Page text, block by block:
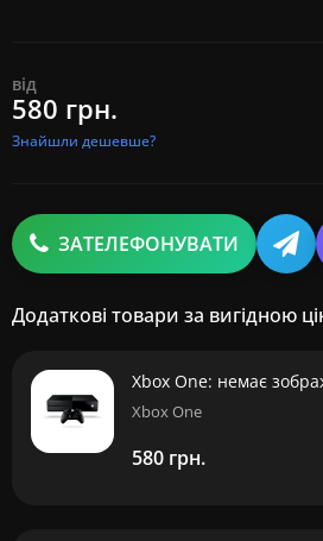
від
580 грн.
Знайшли дешевше?
ЗАТЕЛЕФОНУВАТИ
Додаткові товари за вигідною
Xbox One: немає
Xbox One
580 грн.